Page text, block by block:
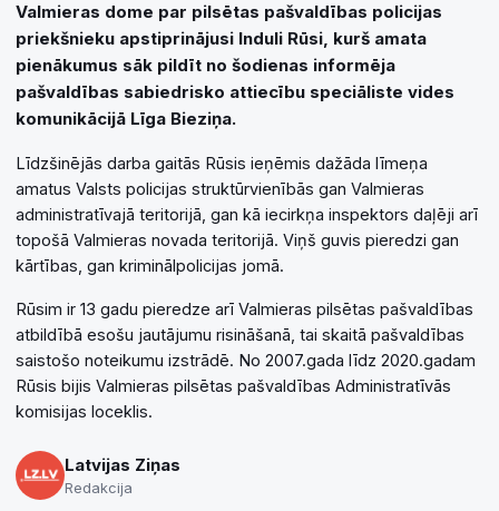
Valmieras dome par pilsētas pašvaldības policijas
priekšnieku apstiprinājusi Induli Rūsi, kurš amata
pienākumus sāk pildīt no šodienas informēja
pašvaldības sabiedrisko attiecību speciāliste vides
komunikācijā Līga Bieziņa.
Līdzšinējās darba gaitās Rūsis ieņēmis dažāda līmeņa
amatus Valsts policijas struktūrvienībās gan Valmieras
administratīvajā teritorijā, gan kā iecirkņa inspektors daļēji arī
topošā Valmieras novada teritorijā. Viņš guvis pieredzi gan
kārtības, gan kriminālpolicijas jomā.
Rūsim ir 13 gadu pieredze arī Valmieras pilsētas pašvaldības
atbildībā esošu jautājumu risināšanā, tai skaitā pašvaldības
saistošo noteikumu izstrādē. No 2007.gada līdz 2020.gadam
Rūsis bijis Valmieras pilsētas pašvaldības Administratīvās
komisijas loceklis.
Latvijas Ziņas
Redakcija